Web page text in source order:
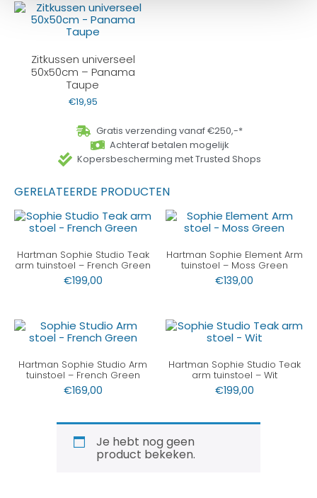
Zitkussen universeel
50x50cm – Panama
Taupe
€19,95
Gratis verzending vanaf €250,-*
Achteraf betalen mogelijk
Kopersbescherming met Trusted Shops
GERELATEERDE PRODUCTEN
Hartman Sophie Studio Teak
arm tuinstoel – French Green
€199,00
Hartman Sophie Element Arm
tuinstoel – Moss Green
€139,00
Hartman Sophie Studio Arm
tuinstoel – French Green
€169,00
Hartman Sophie Studio Teak
arm tuinstoel – Wit
€199,00
Je hebt nog geen
product bekeken.